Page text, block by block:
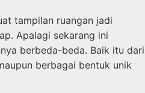
tampilan ruangan jadi
Apalagi sekarang ini
berbeda-beda. Baik itu dari
berbagai bentuk unik